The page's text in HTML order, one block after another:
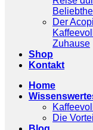
Der
Zuhause
Shop
Kontakt
Home
Die